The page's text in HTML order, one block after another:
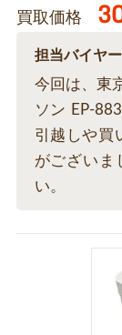
買取価格
担当バイヤ
今回は、東
ソン EP-
引越しや買
がございま
い。